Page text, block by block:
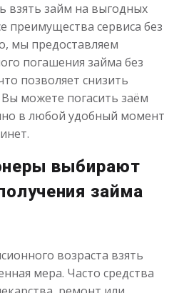
взять займ на выгодных
преимущества сервиса без
мы предоставляем
погашения займа без
позволяет снизить
можете погасить заём
в любой удобный момент
выбирают
займа
возраста взять
мера. Часто средства